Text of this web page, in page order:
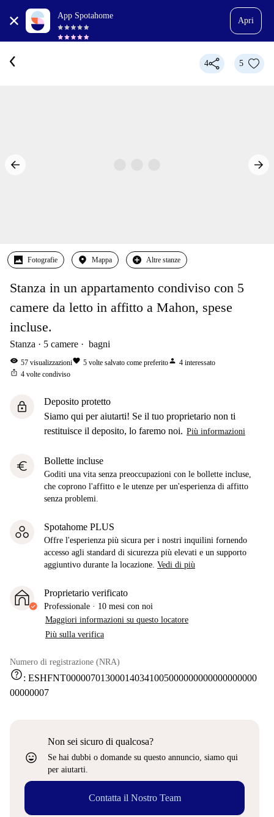
App Spotahome
Apri
4 5
Fotografie Mappa Altre stanze
Stanza in un appartamento condiviso con 5
camere da letto in affitto a Mahon, spese
incluse.
Stanza 5 camere bagni
visibility 57 visualizzazionifavorite 5 volte salvato come preferitoperson 4 interessato
ios_share 4 volte condiviso
lock
Deposito protetto
Siamo qui per aiutarti! Se il tuo proprietario non ti
restituisce il deposito, lo faremo noi. Più informazioni
euro Bollette incluse
Goditi una vita senza preoccupazioni con le bollette incluse,
che coprono l'affitto e le utenze per un'esperienza di affitto
senza problemi.
Spotahome PLUS
Offre l'esperienza più sicura per i nostri inquilini fornendo
accesso agli standard di sicurezza più elevati e un supporto
aggiuntivo durante la locazione. Vedi di più
Proprietario verificato
Professionale · 10 mesi con noi
Maggiori informazioni su questo locatore
Più sulla verifica
Numero di registrazione (NRA)
help: ESHFNT000007013000140341005000000000000000000
00000007
sentiment_very_satisfied
Non sei sicuro di qualcosa?
Se hai dubbi o domande su questo annuncio, siamo qui
per aiutarti.
Contatta il Nostro Team